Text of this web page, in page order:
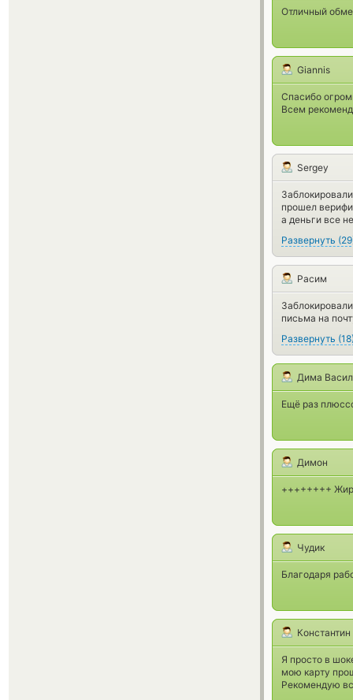
Отличный
Giannis
Спасибо
Всем
Sergey
прошел
а деньги все
Развернуть (29
Расим
письма на
Развернуть (18
Дима
Ещё раз
Димон
++++++++
Чудик
Благодаря
Константин
Я просто в
мою карту
Рекомендую